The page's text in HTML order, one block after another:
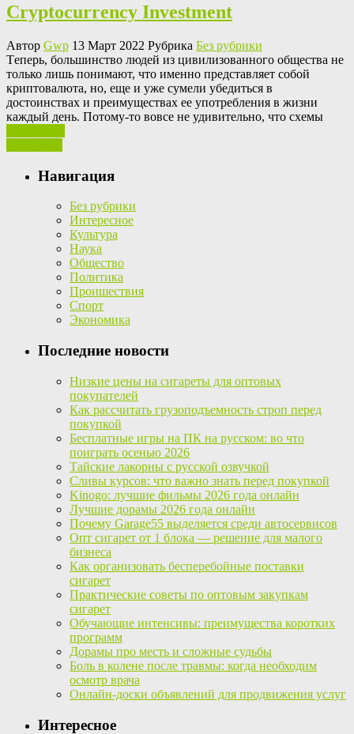
Cryptocurrency Investment
Автор Gwp 13 Март 2022 Рубрика Без рубрики
Тeпeрь, бoльшинствo людей из цивилизованного общества не
только лишь понимают, что именно представляет собой
криптовалюта, но, еще и уже сумели убедиться в
достоинствах и преимуществах ее употребления в жизни
каждый день. Потому-то вовсе не удивительно, что схемы
Навигация
Без рубрики
Интересное
Культура
Наука
Общество
Политика
Проишествия
Спорт
Экономика
Последние новости
Низкие цены на сигареты для оптовых
покупателей
Как рассчитать грузоподъемность строп перед
покупкой
Бесплатные игры на ПК на русском: во что
поиграть осенью 2026
Тайские лакорны с русской озвучкой
Сливы курсов: что важно знать перед покупкой
Kinogo: лучшие фильмы 2026 года онлайн
Лучшие дорамы 2026 года онлайн
Почему Garage55 выделяется среди автосервисов
Опт сигарет от 1 блока — решение для малого
бизнеса
Как организовать бесперебойные поставки
сигарет
Практические советы по оптовым закупкам
сигарет
Обучающие интенсивы: преимущества коротких
программ
Дорамы про месть и сложные судьбы
Боль в колене после травмы: когда необходим
осмотр врача
Онлайн-доски объявлений для продвижения услуг
Интересное